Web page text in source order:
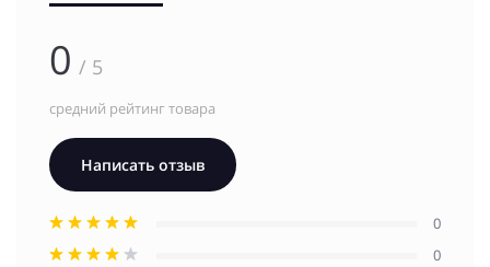
0 / 5
средний рейтинг товара
Написать отзыв
0
0